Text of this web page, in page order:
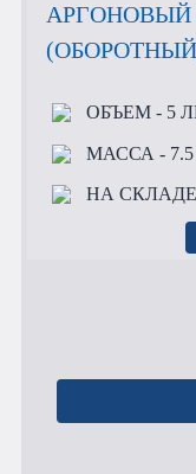
АРГОНОВЫЙ
ОБЪЕМ- 5
МАССА -
НА СКЛАДЕ